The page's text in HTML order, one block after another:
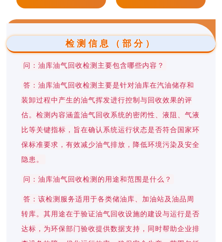
检测信息（部分）
问：油库油气回收检测主要包含哪些内容？
答：油库油气回收检测主要是针对油库在汽油储存和
装卸过程中产生的油气挥发进行控制与回收效果的评
估。检测内容涵盖油气回收系统的密闭性、液阻、气液
比等关键指标，旨在确认系统运行状态是否符合国家环
保标准要求，有效减少油气排放，降低环境污染及安全
隐患。
问：油库油气回收检测的用途和范围是什么？
答：该检测服务适用于各类储油库、加油站及油品周
转库。其用途在于验证油气回收设施的建设与运行是否
达标，为环保部门验收提供数据支持，同时帮助企业排